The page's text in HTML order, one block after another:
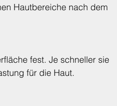
Hautbereiche nach dem
fest. Je schneller sie
für die Haut.